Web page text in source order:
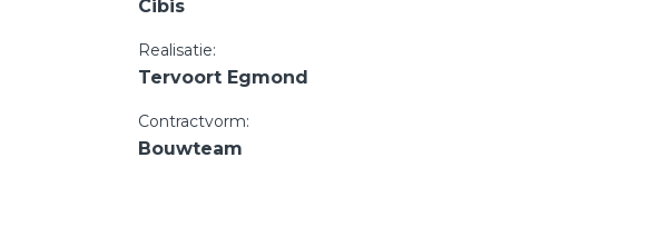
Cibis
Realisatie:
Tervoort Egmond
Contractvorm:
Bouwteam